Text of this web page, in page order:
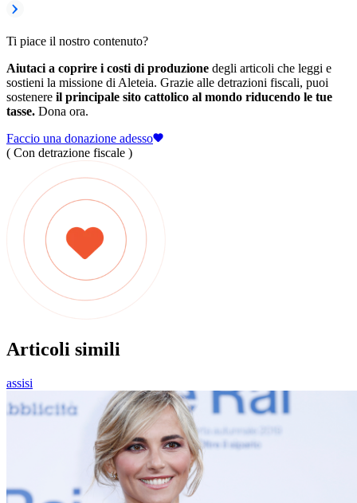
Ti piace il nostro contenuto?
Aiutaci a coprire i costi di produzione degli articoli che leggi e
sostieni la missione di Aleteia. Grazie alle detrazioni fiscali, puoi
sostenere il principale sito cattolico al mondo riducendo le tue
tasse. Dona ora.
Faccio una donazione adesso
( Con detrazione fiscale )
Articoli simili
assisi